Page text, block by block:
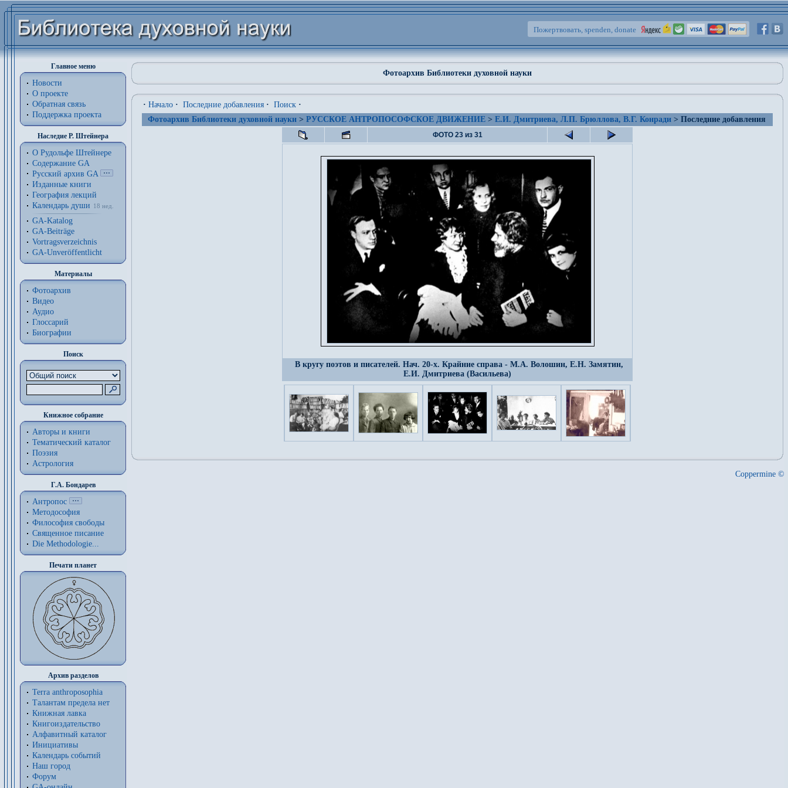
Пожертвовать, spenden, donate
Главное меню
Новости
О проекте
Обратная связь
Поддержка проекта
Наследие Р. Штейнера
О Рудольфе Штейнере
Содержание GA
Русский архив GA
Изданные книги
География лекций
Календарь души
18 нед.
GA-Katalog
GA-Beiträge
Vortragsverzeichnis
GA-Unveröffentlicht
Материалы
Фотоархив
Видео
Аудио
Глоссарий
Биографии
Поиск
Книжное собрание
Авторы и книги
Тематический каталог
Поэзия
Астрология
Г.А. Бондарев
Антропос
Методософия
Философия cвободы
Священное писание
Die Methodologie...
Печати планет
Архив разделов
Terra anthroposophia
Талантам предела нет
Книжная лавка
Книгоиздательство
Алфавитный каталог
Инициативы
Календарь событий
Наш город
Форум
Фотоархив Библиотеки духовной науки
· Начало · Последние добавления · Поиск ·
Фотоархив Библиотеки духовной науки > РУССКОЕ АНТРОПОСОФСКОЕ ДВИЖЕНИЕ > Е.И. Дмитриева, Л.П. Брюллова, В.Г. Конради > Последние добавления
ФОТО 23 из 31
В кругу поэтов и писателей. Нач. 20-х. Крайние справа - М.А. Волошин, Е.Н. Замятин,
Е.И. Дмитриева (Васильева)
Coppermine ©